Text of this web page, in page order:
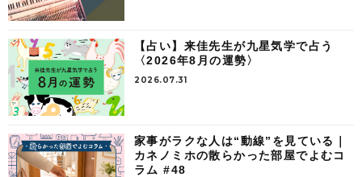
【占い】来佳先生が九星気学で占う
〈2026年8月の運勢〉
2026.07.31
家事がラクな人は“動線”を見ている｜
カネノミホの散らかった部屋でよむコ
ラム #48